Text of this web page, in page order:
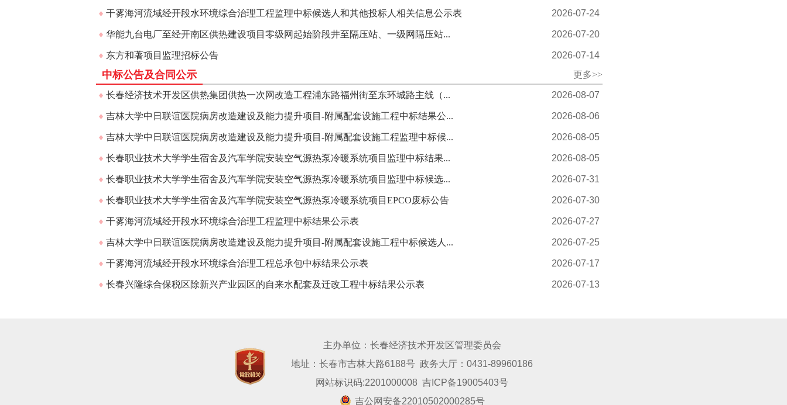
干雾海河流域经开段水环境综合治理工程监理中标候选人和其他投标人相关信息公示表 2026-07-24
华能九台电厂至经开南区供热建设项目零级网起始阶段井至隔压站、一级网隔压站... 2026-07-20
东方和著项目监理招标公告 2026-07-14
中标公告及合同公示 更多>>
长春经济技术开发区供热集团供热一次网改造工程浦东路福州街至东环城路主线（... 2026-08-07
吉林大学中日联谊医院病房改造建设及能力提升项目-附属配套设施工程中标结果公... 2026-08-06
吉林大学中日联谊医院病房改造建设及能力提升项目-附属配套设施工程监理中标候... 2026-08-05
长春职业技术大学学生宿舍及汽车学院安装空气源热泵冷暖系统项目监理中标结果... 2026-08-05
长春职业技术大学学生宿舍及汽车学院安装空气源热泵冷暖系统项目监理中标候选... 2026-07-31
长春职业技术大学学生宿舍及汽车学院安装空气源热泵冷暖系统项目EPCO废标公告 2026-07-30
干雾海河流域经开段水环境综合治理工程监理中标结果公示表 2026-07-27
吉林大学中日联谊医院病房改造建设及能力提升项目-附属配套设施工程中标候选人... 2026-07-25
干雾海河流域经开段水环境综合治理工程总承包中标结果公示表 2026-07-17
长春兴隆综合保税区除新兴产业园区的自来水配套及迁改工程中标结果公示表 2026-07-13
主办单位：长春经济技术开发区管理委员会
地址：长春市吉林大路6188号 政务大厅：0431-89960186
网站标识码:2201000008 吉ICP备19005403号
吉公网安备22010502000285号